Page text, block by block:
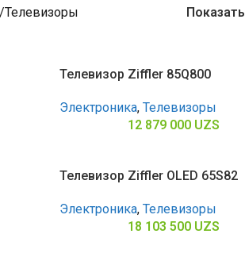
Телевизоры Показать
Телевизор Ziffler 85Q800
Электроника, Телевизоры
12 879 000 UZS
Телевизор Ziffler OLED 65S82
Электроника, Телевизоры
18 103 500 UZS